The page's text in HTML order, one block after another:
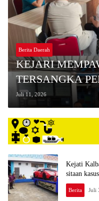
Berita Daerah
KEJARI
TERSANGKA
PALSU
Juli 11, 2026
Kejati
sitaan
Berita Juli